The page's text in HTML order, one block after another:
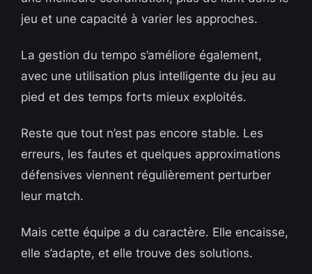
jeu et une capacité à varier les approches.
La gestion du tempo s’améliore également,
avec une utilisation plus intelligente du jeu au
pied et des temps forts mieux exploités.
Reste que tout n’est pas encore stable. Les
erreurs, les fautes et quelques approximations
défensives viennent régulièrement perturber
leur match.
Mais cette équipe a du caractère. Elle encaisse,
elle s’adapte, et elle trouve des solutions.